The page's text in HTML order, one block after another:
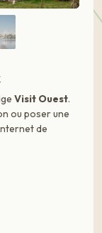
Visit Ouest.
ou poser une
de